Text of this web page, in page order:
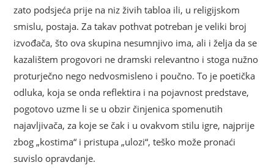
zato podsjeća prije na niz živih tabloa ili, u religijskom
smislu, postaja. Za takav pothvat potreban je veliki broj
izvođača, što ova skupina nesumnjivo ima, ali i želja da se
kazalištem progovori ne dramski relevantno i stoga nužno
proturječno nego nedvosmisleno i poučno. To je poetička
odluka, koja se onda reflektira i na pojavnost predstave,
pogotovo uzme li se u obzir činjenica spomenutih
najavljivača, za koje se čak i u ovakvom stilu igre, najprije
zbog „kostima“ i pristupa „ulozi“, teško može pronaći
suvislo opravdanje.